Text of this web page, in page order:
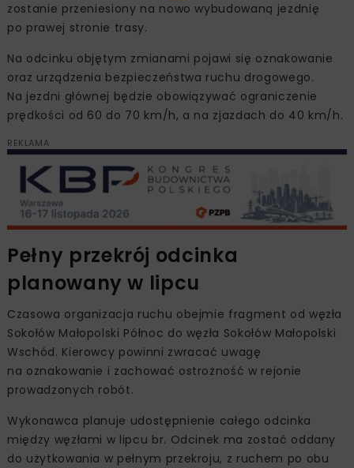
zostanie przeniesiony na nowo wybudowaną jezdnię
po prawej stronie trasy.
Na odcinku objętym zmianami pojawi się oznakowanie
oraz urządzenia bezpieczeństwa ruchu drogowego.
Na jezdni głównej będzie obowiązywać ograniczenie
prędkości od 60 do 70 km/h, a na zjazdach do 40 km/h.
REKLAMA
Pełny przekrój odcinka
planowany w lipcu
Czasowa organizacja ruchu obejmie fragment od węzła
Sokołów Małopolski Północ do węzła Sokołów Małopolski
Wschód. Kierowcy powinni zwracać uwagę
na oznakowanie i zachować ostrożność w rejonie
prowadzonych robót.
Wykonawca planuje udostępnienie całego odcinka
między węzłami w lipcu br. Odcinek ma zostać oddany
do użytkowania w pełnym przekroju, z ruchem po obu